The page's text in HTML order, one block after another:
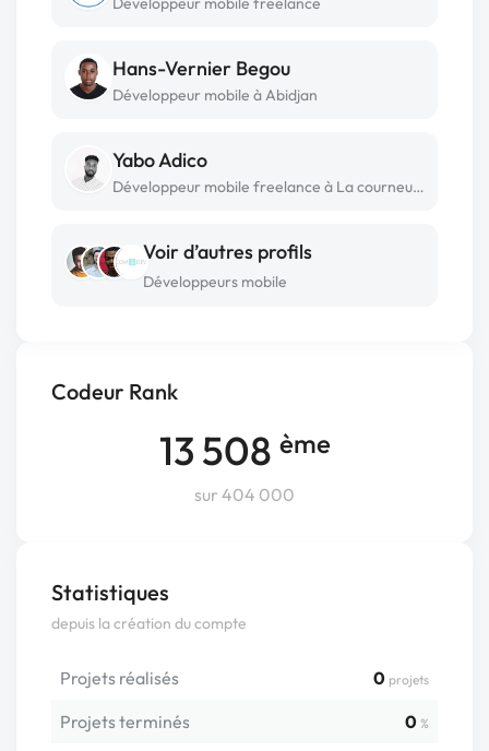
Codeur Rank
13 508 ème
sur 404 000
Statistiques
depuis la création du compte
Projets réalisés 0 projets
Projets terminés 0 %
Hans-Vernier Begou
Développeur mobile à Abidjan
Yabo Adico
Développeur mobile freelance à La courneuve
Voir d’autres profils
Développeurs mobile